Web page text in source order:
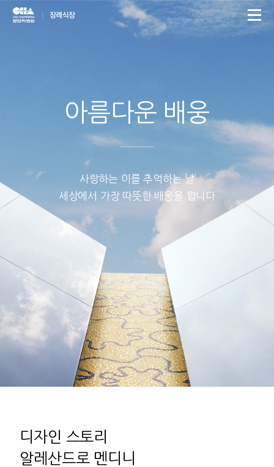
아름다운 배웅
사랑하는 이를 추억하는 날
세상에서 가장 따뜻한 배웅을 합니다
디자인 스토리
알레산드로 멘디니